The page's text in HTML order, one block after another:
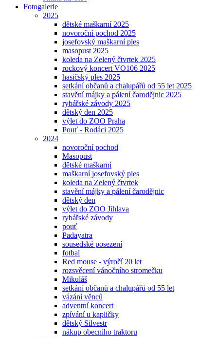
Fotogalerie
2025
dětské maškarní 2025
novoroční pochod 2025
josefovský maškarní ples
masopust 2025
koleda na Zelený čtvrtek 2025
rockový koncert VO106 2025
hasičský ples 2025
setkání občanů a chalupářů od 55 let 2025
stavění májky a pálení čarodějnic 2025
rybářské závody 2025
dětský den 2025
výlet do ZOO Praha
Pouť - Rodáci 2025
2024
novoroční pochod
Masopust
dětské maškarní
maškarní josefovský ples
koleda na Zelený čtvrtek
stavění májky a pálení čarodějnic
dětský den
výlet do ZOO Jihlava
rybářské závody
pouť
Padayatra
sousedské posezení
fotbal
Red mouse - výročí 20 let
rozsvěcení vánočního stromečku
Mikuláš
setkání občanů a chalupářů od 55 let
vázání věnců
adventní koncert
zpívání u kapličky
dětský Silvestr
nákup obecního traktoru